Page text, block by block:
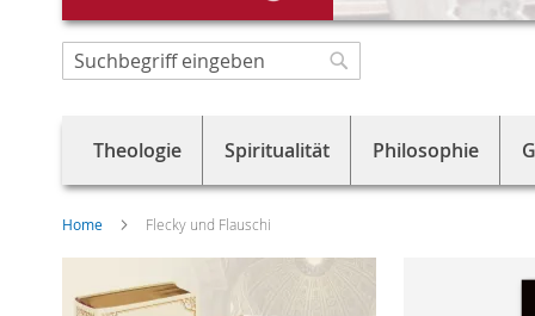
Direkt
zum
Suche
Theologie Spiritualität Philosophie
Home Flecky und Flauschi